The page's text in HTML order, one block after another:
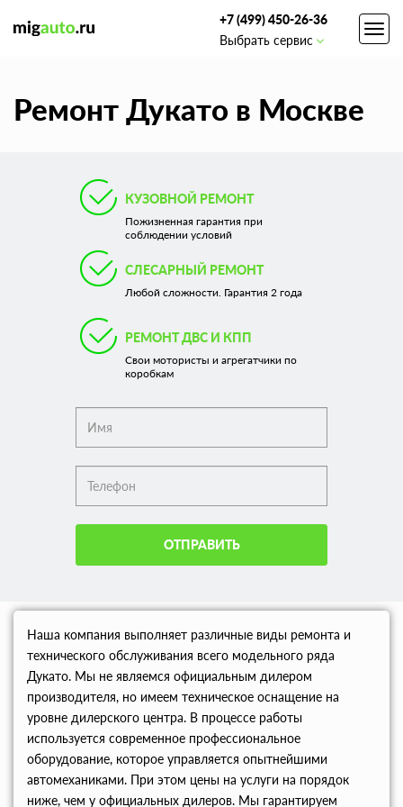
+7 (499) 450-26-36
Выбрать сервис
Ремонт Дукато в Москве
КУЗОВНОЙ РЕМОНТ
Пожизненная гарантия при
соблюдении условий
СЛЕСАРНЫЙ РЕМОНТ
Любой сложности. Гарантия 2 года
РЕМОНТ ДВС И КПП
Свои мотористы и агрегатчики по
коробкам
ОТПРАВИТЬ
Наша компания выполняет различные виды ремонта и
технического обслуживания всего модельного ряда
Дукато. Мы не являемся официальным дилером
производителя, но имеем техническое оснащение на
уровне дилерского центра. В процессе работы
используется современное профессиональное
оборудование, которое управляется опытнейшими
автомеханиками. При этом цены на услуги на порядок
ниже, чем у официальных дилеров. Мы гарантируем